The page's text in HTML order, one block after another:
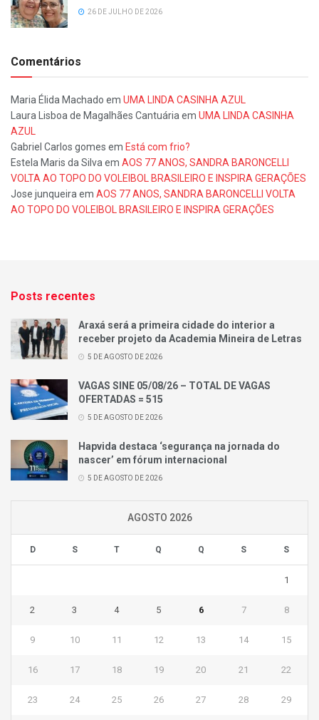
26 DE JULHO DE 2026
Comentários
Maria Élida Machado em UMA LINDA CASINHA AZUL
Laura Lisboa de Magalhães Cantuária em UMA LINDA CASINHA
AZUL
Gabriel Carlos gomes em Está com frio?
Estela Maris da Silva em AOS 77 ANOS, SANDRA BARONCELLI
VOLTA AO TOPO DO VOLEIBOL BRASILEIRO E INSPIRA GERAÇÕES
Jose junqueira em AOS 77 ANOS, SANDRA BARONCELLI VOLTA
AO TOPO DO VOLEIBOL BRASILEIRO E INSPIRA GERAÇÕES
Posts recentes
Araxá será a primeira cidade do interior a
receber projeto da Academia Mineira de Letras
5 DE AGOSTO DE 2026
VAGAS SINE 05/08/26 – TOTAL DE VAGAS
OFERTADAS = 515
5 DE AGOSTO DE 2026
Hapvida destaca ‘segurança na jornada do
nascer’ em fórum internacional
5 DE AGOSTO DE 2026
AGOSTO 2026
D S T Q Q S S
1
2 3 4 5 6 7 8
9 10 11 12 13 14 15
16 17 18 19 20 21 22
23 24 25 26 27 28 29